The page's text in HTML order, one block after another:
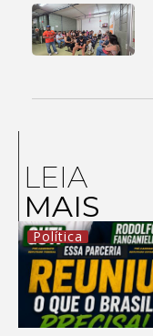
LEIA
MAIS
Política